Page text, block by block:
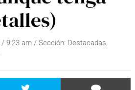
9:23 am / Sección: Destacadas,